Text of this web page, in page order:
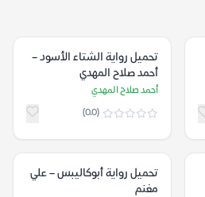
تحميل رواية الشتاء الأسود –
أحمد صلاح المهدي
أحمد صلاح المهدي
(0.0)
تحميل رواية أبوكاليبس – علي
مغنم